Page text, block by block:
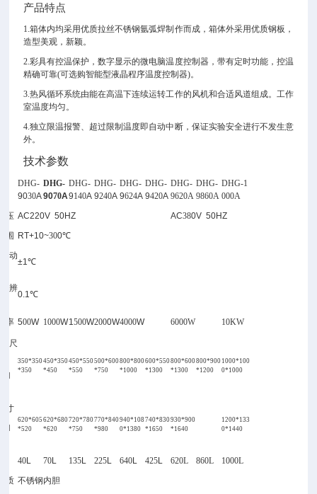
产品特点
1.箱体内均采用优质拉丝不锈钢氩弧焊制作而成，箱体外采用优质钢板，
造型美观，新颖。
2.彩具有控温保护，数字显示的微电脑温度控制器，带有定时功能，控温
精确可靠(可选购智能型液晶程序温度控制器)。
3.热风循环系统由能在高温下连续运转工作的风机和合适风道组成。工作
室温度均匀。
4.独立限温报警、超过限制温度即自动中断，保证实验安全进行不发生意
外。
技术参数
DHG-
9030A
DHG-
9070A
DHG-
9140A
DHG-
9240A
DHG-
9624A
DHG-
9420A
DHG-
9620A
DHG-
9860A
DHG-1
000A
压 AC220V 50HZ AC380V 50HZ
围
RT+10~300℃
动
±1℃
辨
0.1℃
率 500W 1000W1500W2000W4000W 6000W 10KW
尺
350*350
*350
450*350
*450
450*550
*550
500*600
*750
800*800
*1000
600*550
*1300
800*600
*1300
800*900
*1200
1000*100
0*1000
寸
620*605
*520
620*680
*620
720*780
*750
770*840
*980
940*108
0*1380
740*830
*1650
930*900
*1640
1200*133
0*1440
40L 70L 135L 225L 640L 425L 620L 860L
1000L
质 不锈钢内胆